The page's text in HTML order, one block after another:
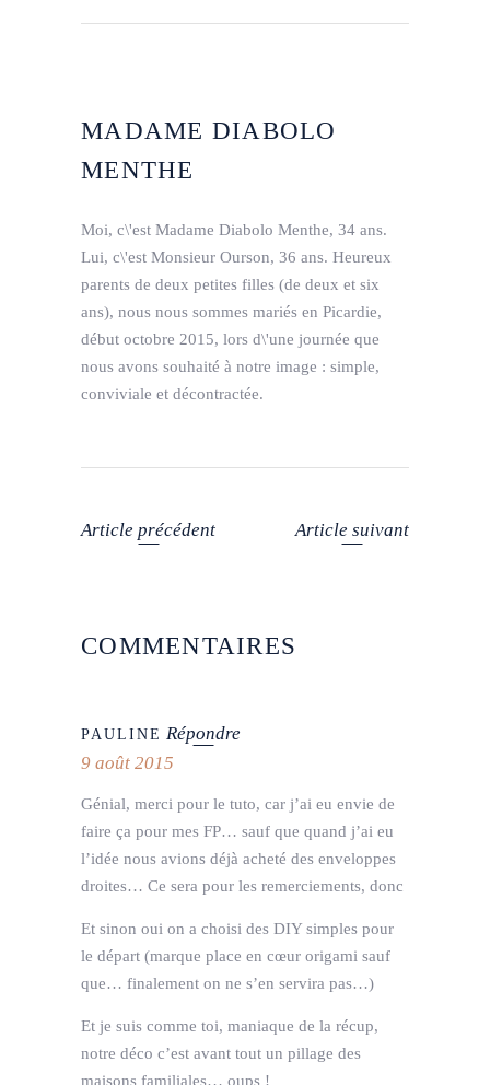
MADAME DIABOLO
MENTHE
Moi, c\'est Madame Diabolo Menthe, 34 ans.
Lui, c\'est Monsieur Ourson, 36 ans. Heureux
parents de deux petites filles (de deux et six
ans), nous nous sommes mariés en Picardie,
début octobre 2015, lors d\'une journée que
nous avons souhaité à notre image : simple,
conviviale et décontractée.
Article précédent Article suivant
COMMENTAIRES
PAULINE Répondre
9 août 2015
Génial, merci pour le tuto, car j’ai eu envie de
faire ça pour mes FP… sauf que quand j’ai eu
l’idée nous avions déjà acheté des enveloppes
droites… Ce sera pour les remerciements, donc
Et sinon oui on a choisi des DIY simples pour
le départ (marque place en cœur origami sauf
que… finalement on ne s’en servira pas…)
Et je suis comme toi, maniaque de la récup,
notre déco c’est avant tout un pillage des
maisons familiales… oups !